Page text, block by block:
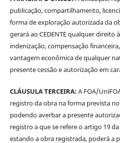
publicação, compartilhamento,
forma de exploração autorizada da
gerará ao CEDENTE qualquer direito
indenização, compensação
vantagem econômica de qualquer
presente cessão e autorização em
CLÁUSULA TERCEIRA:A FOA/
registro da obra na forma prevista
podendo averbar a presente
registro a que se refere o artigo 19
estando a obra registrada, poderá a